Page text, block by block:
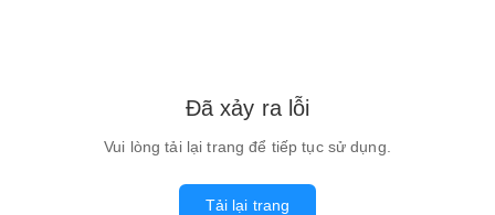
Đã xảy ra lỗi
Vui lòng tải lại trang để tiếp tục sử dụng.
Tải lại trang